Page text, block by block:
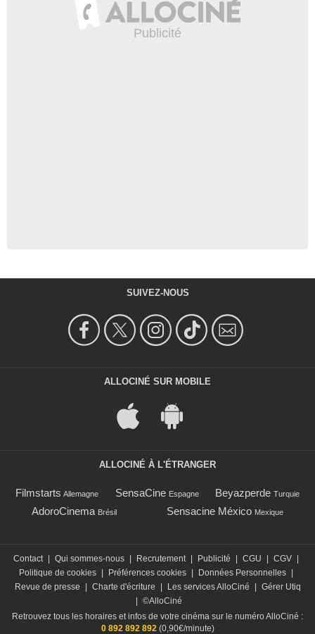
SUIVEZ-NOUS
ALLOCINÉ SUR MOBILE
ALLOCINÉ À L'ÉTRANGER
Filmstarts Allemagne SensaCine Espagne Beyazperde Turquie
AdoroCinema Brésil Sensacine México Mexique
Contact Qui sommes-nous Recrutement Publicité CGU CGV
Politique de cookies
Préférences cookies Données Personnelles
Revue de presse
Charte d'écriture Les services AlloCiné
Gérer Utiq
©AlloCiné
Retrouvez tous les horaires et infos de votre cinéma sur le numéro AlloCiné :
0 892 892 892(0,90€/minute)